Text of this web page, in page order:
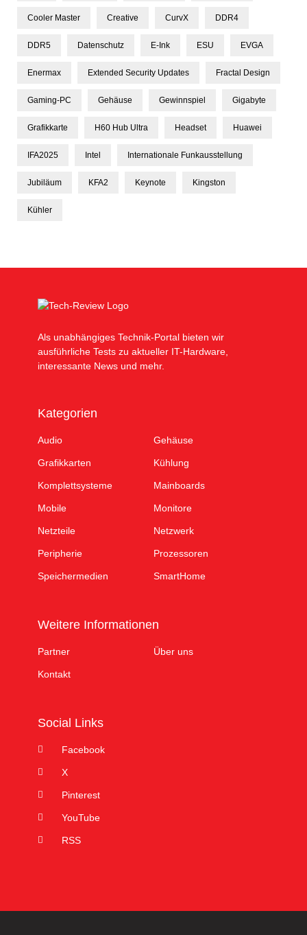
Cooler Master Creative CurvX DDR4
DDR5 Datenschutz E-Ink ESU EVGA
Enermax Extended Security Updates Fractal Design
Gaming-PC Gehäuse Gewinnspiel Gigabyte
Grafikkarte H60 Hub Ultra Headset Huawei
IFA2025 Intel Internationale Funkausstellung
Jubiläum KFA2 Keynote Kingston
Kühler
Als unabhängiges Technik-Portal bieten wir
ausführliche Tests zu aktueller IT-Hardware,
interessante News und mehr.
Kategorien
Audio Gehäuse
Grafikkarten Kühlung
Komplettsysteme Mainboards
Mobile Monitore
Netzteile Netzwerk
Peripherie Prozessoren
Speichermedien SmartHome
Weitere Informationen
Partner Über uns
Kontakt
Social Links
Facebook
X
Pinterest
YouTube
RSS